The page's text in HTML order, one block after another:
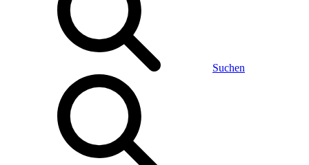
Suchen